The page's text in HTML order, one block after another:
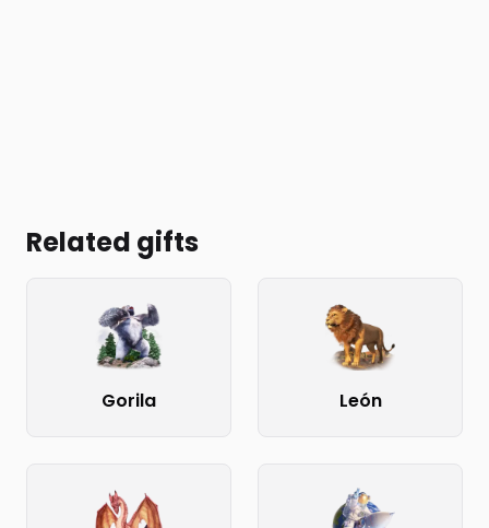
Related gifts
Gorila León